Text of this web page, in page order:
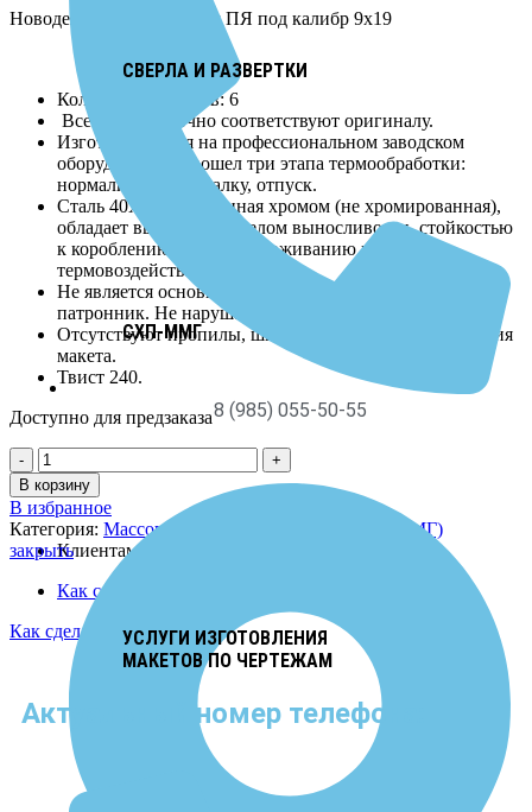
8 (985) 055-50-55
СВЕРЛА И РАЗВЕРТКИ
СХП-ММГ
Клиентам
УСЛУГИ ИЗГОТОВЛЕНИЯ
МАКЕТОВ ПО ЧЕРТЕЖАМ
Новодельный ММГ ствол ПЯ под калибр 9х19
Количество нарезов: 6
Все размеры точно соответствуют оригиналу.
Изготавливается на профессиональном заводском
оборудовании.Прошел три этапа термообработки:
нормализацию, закалку, отпуск.
Сталь 40Х, легированная хромом (не хромированная),
обладает высоким пределом выносливости, стойкостью
к короблению и обезуглероживанию при
термовоздействии.
Не является основной частью, так как не выточен
патронник. Не нарушает законодательство РФ.
Отсутствуют пропилы, шпильки и другие повреждения
макета.
Твист 240.
Доступно для предзаказа
В корзину
В избранное
Категория: Массогабаритные макеты стволов (ММГ)
закрыть
Как сделать заказ?
Как сделать заказ?
Актуальный номер телефона: